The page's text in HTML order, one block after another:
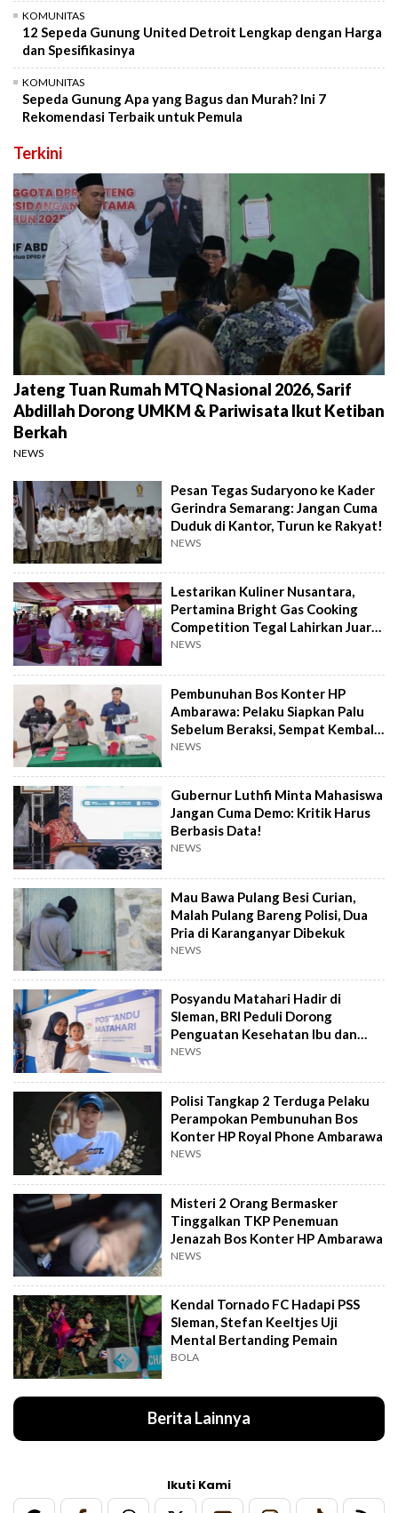
KOMUNITAS
12 Sepeda Gunung United Detroit Lengkap dengan Harga
dan Spesifikasinya
KOMUNITAS
Sepeda Gunung Apa yang Bagus dan Murah? Ini 7
Rekomendasi Terbaik untuk Pemula
Terkini
Jateng Tuan Rumah MTQ Nasional 2026, Sarif
Abdillah Dorong UMKM & Pariwisata Ikut Ketiban
Berkah
NEWS
Pesan Tegas Sudaryono ke Kader
Gerindra Semarang: Jangan Cuma
Duduk di Kantor, Turun ke Rakyat!
NEWS
Lestarikan Kuliner Nusantara,
Pertamina Bright Gas Cooking
Competition Tegal Lahirkan Juara
Baru
NEWS
Pembunuhan Bos Konter HP
Ambarawa: Pelaku Siapkan Palu
Sebelum Beraksi, Sempat Kembali
Datangi TKP
NEWS
Gubernur Luthfi Minta Mahasiswa
Jangan Cuma Demo: Kritik Harus
Berbasis Data!
NEWS
Mau Bawa Pulang Besi Curian,
Malah Pulang Bareng Polisi, Dua
Pria di Karanganyar Dibekuk
NEWS
Posyandu Matahari Hadir di
Sleman, BRI Peduli Dorong
Penguatan Kesehatan Ibu dan
Anak
NEWS
Polisi Tangkap 2 Terduga Pelaku
Perampokan Pembunuhan Bos
Konter HP Royal Phone Ambarawa
NEWS
Misteri 2 Orang Bermasker
Tinggalkan TKP Penemuan
Jenazah Bos Konter HP Ambarawa
NEWS
Kendal Tornado FC Hadapi PSS
Sleman, Stefan Keeltjes Uji
Mental Bertanding Pemain
BOLA
Berita Lainnya
Ikuti Kami